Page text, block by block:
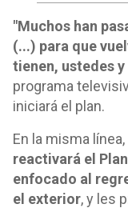
"Muchos han
(...) para que
tienen, ustedes
programa
iniciará el plan.
En la misma línea,
reactivará el
enfocado al
el exterior, y les